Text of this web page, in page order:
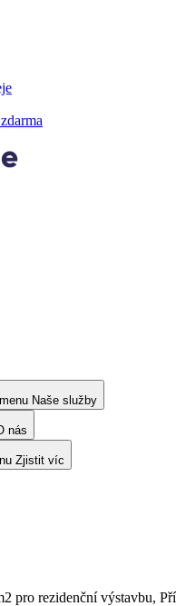
Naše služby
nás
Zjistit víc
pro rezidenční výstavbu,